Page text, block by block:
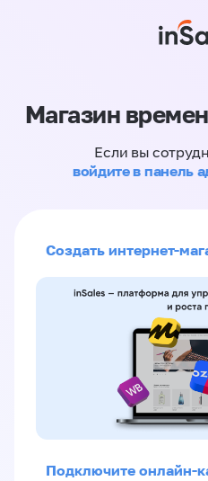
Магазин
Если вы
войдите в панель
Создать интернет-
Подключите онлайн-